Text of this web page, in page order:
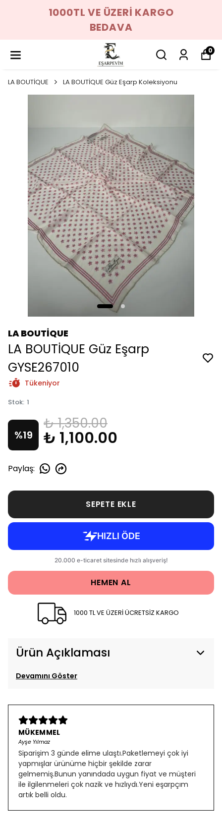
1000TL VE ÜZERİ KARGO
BEDAVA
0
LA BOUTİQUE LA BOUTİQUE Güz Eşarp Koleksiyonu
LA BOUTİQUE
LA BOUTİQUE Güz Eşarp
GYSE267010
Tükeniyor
Stok: 1
%19
₺ 1,350.00
₺ 1,100.00
Paylaş:
SEPETE EKLE
HEMEN AL
1000 TL VE ÜZERİ ÜCRETSİZ KARGO
Ürün Açıklaması
Devamını Göster
MÜKEMMEL
Ayşe Yılmaz
Siparişim 3 günde elime ulaştı.Paketlemeyi çok iyi
yapmışlar ürünüme hiçbir şekilde zarar
gelmemiş.Bunun yanındada uygun fiyat ve müşteri
ile ilgilenmeleri çok nazik ve hızlıydı.Yeni eşarpçım
artık belli oldu.